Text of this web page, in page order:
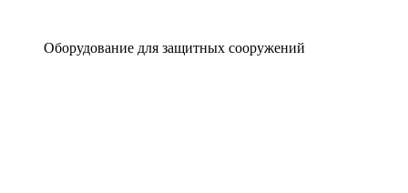
Оборудование для защитных сооружений